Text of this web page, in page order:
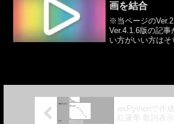
画を結合
※当ページの
Ver.4.1.6版の記事
い方がいい方はそ
wxPythonで作
紅蓮華 歌詞表示